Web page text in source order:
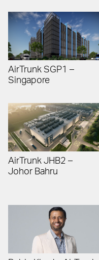
AirTrunk SGP1 –
Singapore
AirTrunk JHB2 –
Johor Bahru